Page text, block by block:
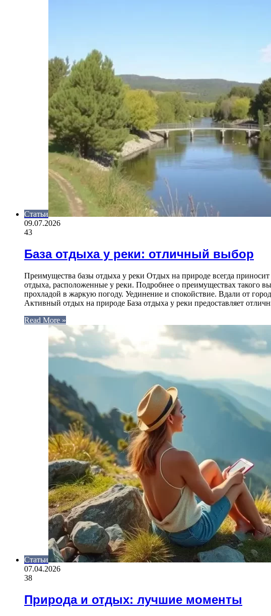
Статьи
09.07.2026
43
База отдыха у реки: отличный выбор
Преимущества базы отдыха у реки Отдых на природе всегда
отдыха, расположенные у реки. Подробнее о преимуществах такого
прохладой в жаркую погоду. Уединение и спокойствие. Вдали от
Активный отдых на природе База отдыха у реки предоставляет
Read More »
Статьи
07.04.2026
38
Природа и отдых: лучшие моменты